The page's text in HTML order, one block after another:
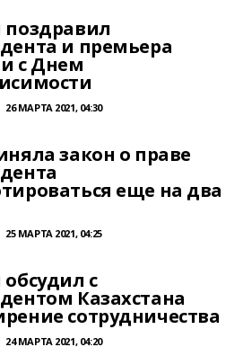
поздравил
и премьера
с Днем
26 МАРТА 2021, 04:30
закон о праве
еще на два
25 МАРТА 2021, 04:25
с
Казахстана
сотрудничества
24 МАРТА 2021, 04:20